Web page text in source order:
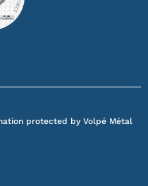
protected by Volpé Métal